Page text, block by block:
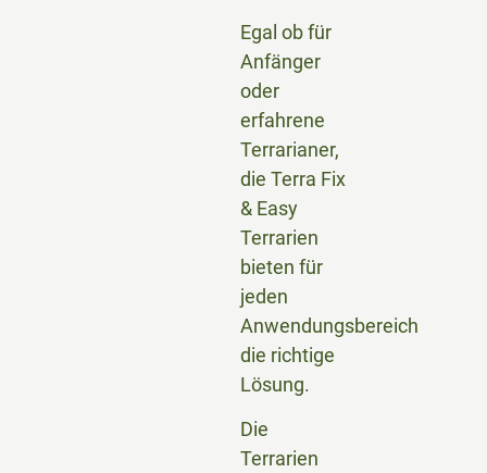
Egal ob für
Anfänger
oder
erfahrene
Terrarianer,
die Terra Fix
& Easy
Terrarien
bieten für
jeden
Anwendungsbereich
die richtige
Lösung.
Die
Terrarien